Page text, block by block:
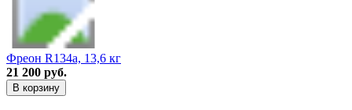
Фреон R134a, 13,6 кг
21 200 руб.
В корзину